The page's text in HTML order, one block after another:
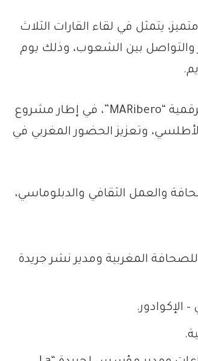
يتمثل في لقاء القارات الثلاث
والتواصل بين الشعوب، وذلك يوم
اللقاء سيشهد الإعلان الرسمي عن إطلاق الجريدة الرقمية “MARibero”، في إطار مشروع
وتعزيز الحضور المغربي في
والعمل الثقافي والدبلوماسي،
للصحافة المغربية ومدير نشر جريدة
الإكوادور.